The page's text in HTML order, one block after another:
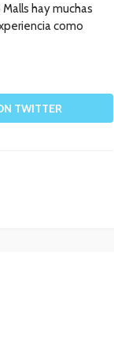
hay muchas
como
TWITTER